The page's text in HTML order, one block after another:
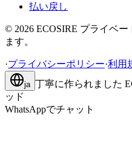
払い戻し
© 2026 ECOSIRE プライベ
ます。
·プライバシーポリシー·利用
ja 丁寧に作られました
ッド
WhatsAppでチャット